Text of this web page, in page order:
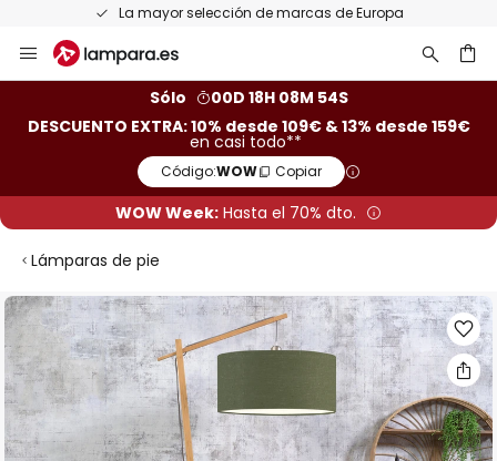
La mayor selección de marcas de Europa
al
Sólo
00D 18H 08M 54S
DESCUENTO EXTRA: 10% desde 109€ & 13% desde 159€
en casi todo**
Código:WOW Copiar
WOW Week: Hasta el 70% dto.
Lámparas de pie
Saltar
al
final
de
la
galería